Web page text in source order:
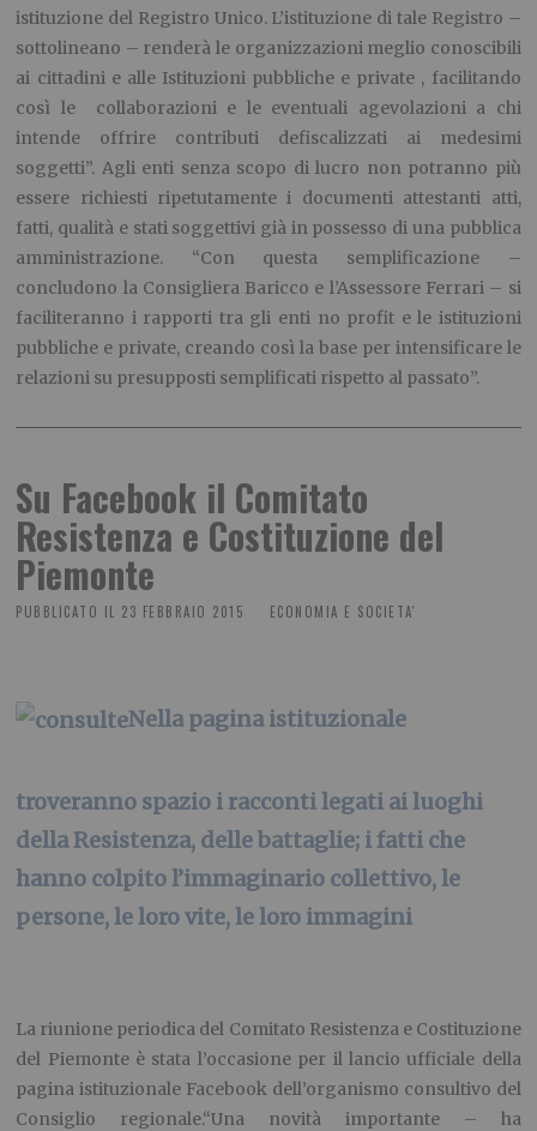
istituzione del Registro Unico. L’istituzione di tale Registro –
sottolineano – renderà le organizzazioni meglio conoscibili
ai cittadini e alle Istituzioni pubbliche e private , facilitando
così le collaborazioni e le eventuali agevolazioni a chi
intende offrire contributi defiscalizzati ai medesimi
soggetti”. Agli enti senza scopo di lucro non potranno più
essere richiesti ripetutamente i documenti attestanti atti,
fatti, qualità e stati soggettivi già in possesso di una pubblica
amministrazione. “Con questa semplificazione –
concludono la Consigliera Baricco e l’Assessore Ferrari – si
faciliteranno i rapporti tra gli enti no profit e le istituzioni
pubbliche e private, creando così la base per intensificare le
relazioni su presupposti semplificati rispetto al passato”.
Su Facebook il Comitato
Resistenza e Costituzione del
Piemonte
PUBBLICATO IL 23 FEBBRAIO 2015 ECONOMIA E SOCIETA'
Nella pagina istituzionale
troveranno spazio i racconti legati ai luoghi
della Resistenza, delle battaglie; i fatti che
hanno colpito l’immaginario collettivo, le
persone, le loro vite, le loro immagini
La riunione periodica del Comitato Resistenza e Costituzione
del Piemonte è stata l’occasione per il lancio ufficiale della
pagina istituzionale Facebook dell’organismo consultivo del
Consiglio regionale.“Una novità importante – ha